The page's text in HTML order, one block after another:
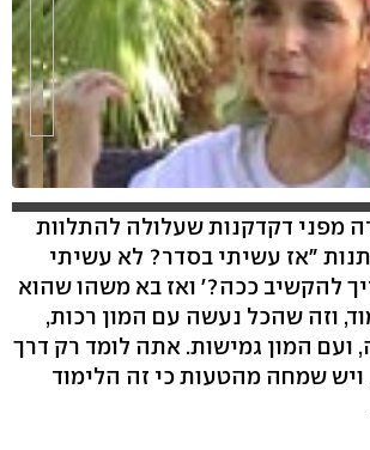
מפני דקדקנות שעלולה להתלוות
"אז עשיתי בסדר? לא עשיתי
להקשיב ככה?' ואז בא משהו שהוא
וזה שהכל נעשה עם המון רכות,
ועם המון גמישות. אתה לומד רק דרך
שמחה מהטעות כי זה הלימוד